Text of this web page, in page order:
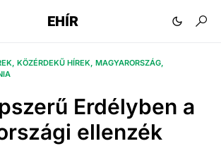
EHÍR
KÖZÉRDEKŰ HÍREK MAGYARORSZÁG
Erdélyben a
ellenzék